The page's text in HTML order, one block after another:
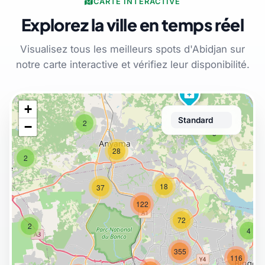
Explorez la ville en temps réel
Visualisez tous les meilleurs spots d'Abidjan sur
notre carte interactive et vérifiez leur disponibilité.
medical_services
3
2
2
2
4
37
28
18
72
122
116
355
+
−